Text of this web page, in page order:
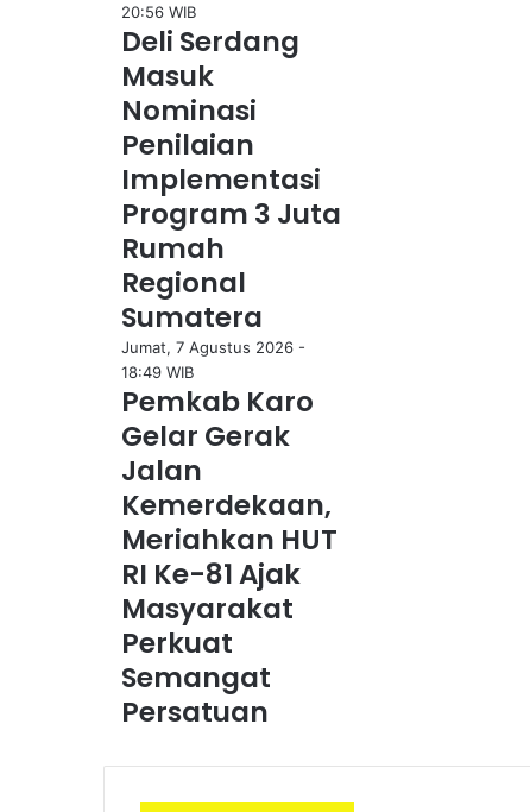
20:56 WIB
Deli Serdang
Masuk
Nominasi
Penilaian
Implementasi
Program 3 Juta
Rumah
Regional
Sumatera
Jumat, 7 Agustus 2026 -
18:49 WIB
Pemkab Karo
Gelar Gerak
Jalan
Kemerdekaan,
Meriahkan HUT
RI Ke-81 Ajak
Masyarakat
Perkuat
Semangat
Persatuan